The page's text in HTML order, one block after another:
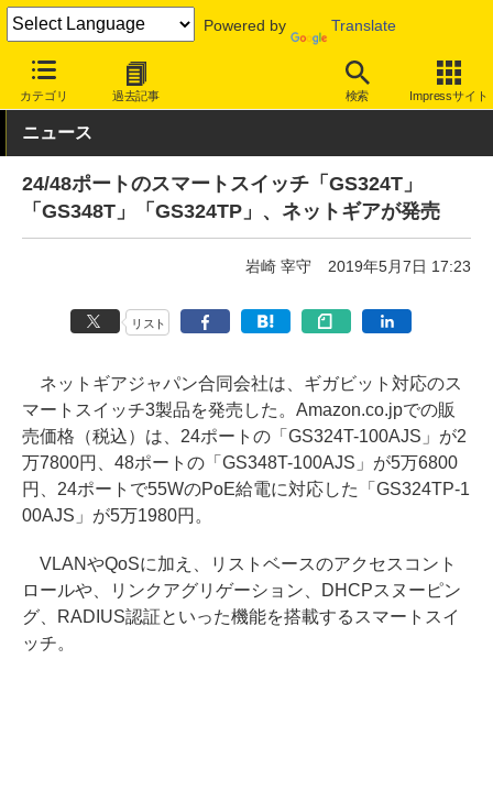
Powered by Translate
カテゴリ 過去記事 検索 Impressサイト
INTERNET Watch ハードウェア スイッチ
ニュース
24/48ポートのスマートスイッチ「GS324T」
「GS348T」「GS324TP」、ネットギアが発売
岩崎 宰守 2019年5月7日 17:23
リスト
ネットギアジャパン合同会社は、ギガビット対応のス
マートスイッチ3製品を発売した。Amazon.co.jpでの販
売価格（税込）は、24ポートの「GS324T-100AJS」が2
万7800円、48ポートの「GS348T-100AJS」が5万6800
円、24ポートで55WのPoE給電に対応した「GS324TP-1
00AJS」が5万1980円。
VLANやQoSに加え、リストベースのアクセスコント
ロールや、リンクアグリゲーション、DHCPスヌーピン
グ、RADIUS認証といった機能を搭載するスマートスイ
ッチ。